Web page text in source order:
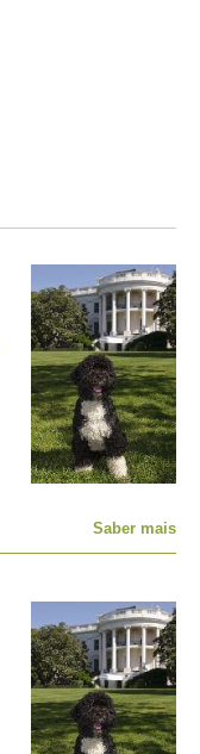
Saber mais